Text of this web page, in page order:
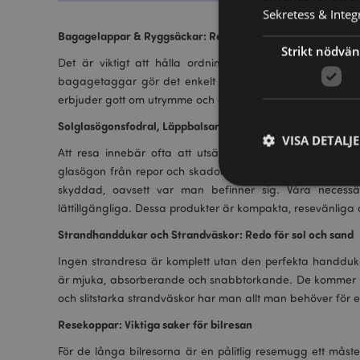
Bagagelappar & Ryggsäckar: Res med stil
Det är viktigt att hålla ordning när man reser, och
bagagetaggar gör det enkelt att identifiera väskor och
erbjuder gott om utrymme och ergonomisk design för
Solglasögonsfodral, Läppbalsam, Handkräm & Necessärer:
Att resa innebär ofta att utsättas för olika
glasögon från repor och skador och gör dem lätta att
skyddad, oavsett var man befinner sig. Våra
lättillgängliga. Dessa produkter är kompakta, resevänliga
Strandhanddukar och Strandväskor: Redo för sol och sand
Ingen strandresa är komplett utan den perfekta
är mjuka, absorberande och snabbtorkande. De
och slitstarka strandväskor har man allt man behöver för
Resekoppar: Viktiga saker för bilresan
För de långa bilresorna är en pålitlig resemugg ett
Sekretess &
Strikt
VISA
Webbplatsen kan
Namn